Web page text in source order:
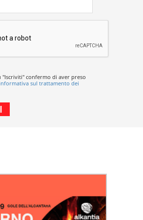
"Iscriviti" confermo di aver preso
informativa sul trattamento dei